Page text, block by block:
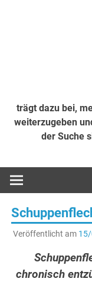
trägt dazu bei,
weiterzugeben
der Suche
Veröffentlicht am
chronisch